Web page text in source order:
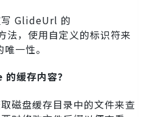
写 GlideUrl 的
法，使用自定义的标识符来
一性。
缓存内容？
磁盘缓存目录中的文件来查